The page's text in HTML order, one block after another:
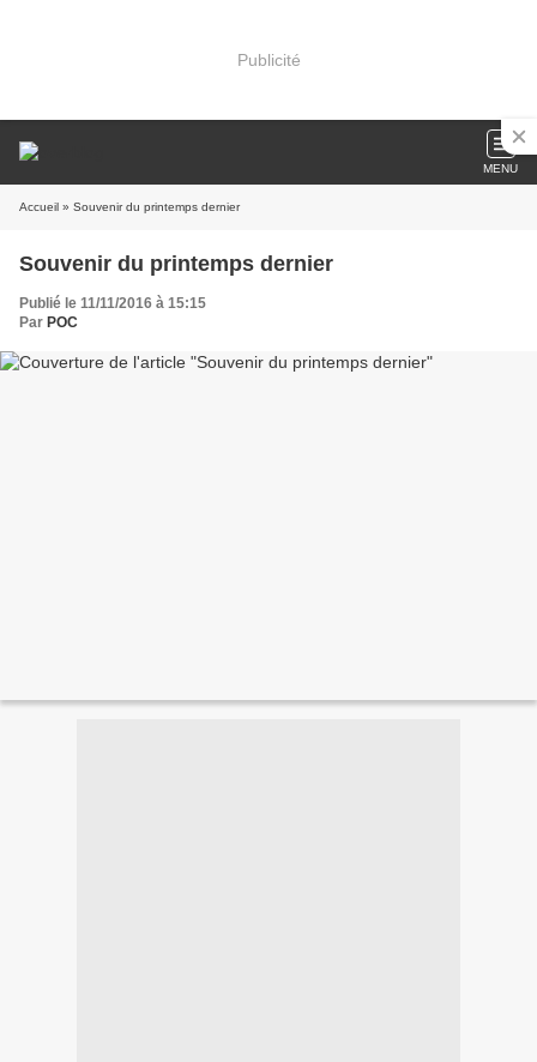
Publicité
MENU
Accueil » Souvenir du printemps dernier
Souvenir du printemps dernier
Publié le 11/11/2016 à 15:15
Par POC